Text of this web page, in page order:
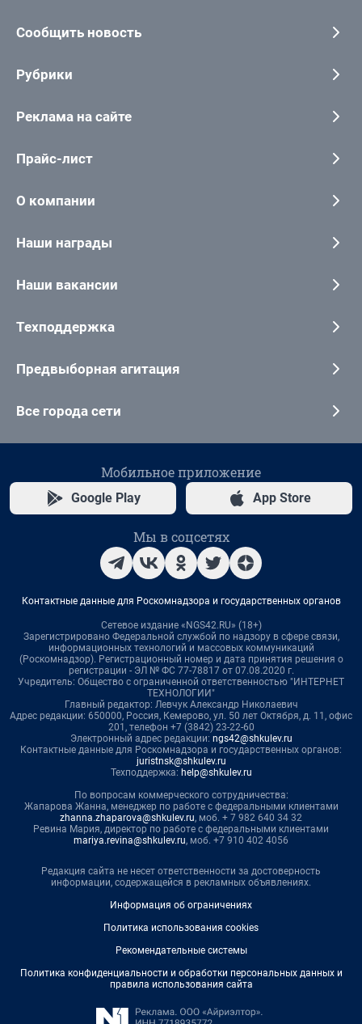
Сообщить новость
Рубрики
Реклама на сайте
Прайс-лист
О компании
Наши награды
Наши вакансии
Техподдержка
Предвыборная агитация
Все города сети
Мобильное приложение
Google Play App Store
Мы в соцсетях
Контактные данные для Роскомнадзора и государственных органов
Сетевое издание «NGS42.RU» (18+)
Зарегистрировано Федеральной службой по надзору в сфере связи,
информационных технологий и массовых коммуникаций
(Роскомнадзор). Регистрационный номер и дата принятия решения о
регистрации - ЭЛ № ФС 77-78817 от 07.08.2020 г.
Учредитель: Общество с ограниченной ответственностью "ИНТЕРНЕТ
ТЕХНОЛОГИИ"
Главный редактор: Левчук Александр Николаевич
Адрес редакции: 650000, Россия, Кемерово, ул. 50 лет Октября, д. 11, офис
201, телефон +7 (3842) 23-22-60
Электронный адрес редакции: ngs42@shkulev.ru
Контактные данные для Роскомнадзора и государственных органов:
juristnsk@shkulev.ru
Техподдержка: help@shkulev.ru
По вопросам коммерческого сотрудничества:
Жапарова Жанна, менеджер по работе с федеральными клиентами
zhanna.zhaparova@shkulev.ru, моб. + 7 982 640 34 32
Ревина Мария, директор по работе с федеральными клиентами
mariya.revina@shkulev.ru, моб. +7 910 402 4056
Редакция сайта не несет ответственности за достоверность
информации, содержащейся в рекламных объявлениях.
Информация об ограничениях
Политика использования cookies
Рекомендательные системы
Политика конфиденциальности и обработки персональных данных и
правила использования сайта